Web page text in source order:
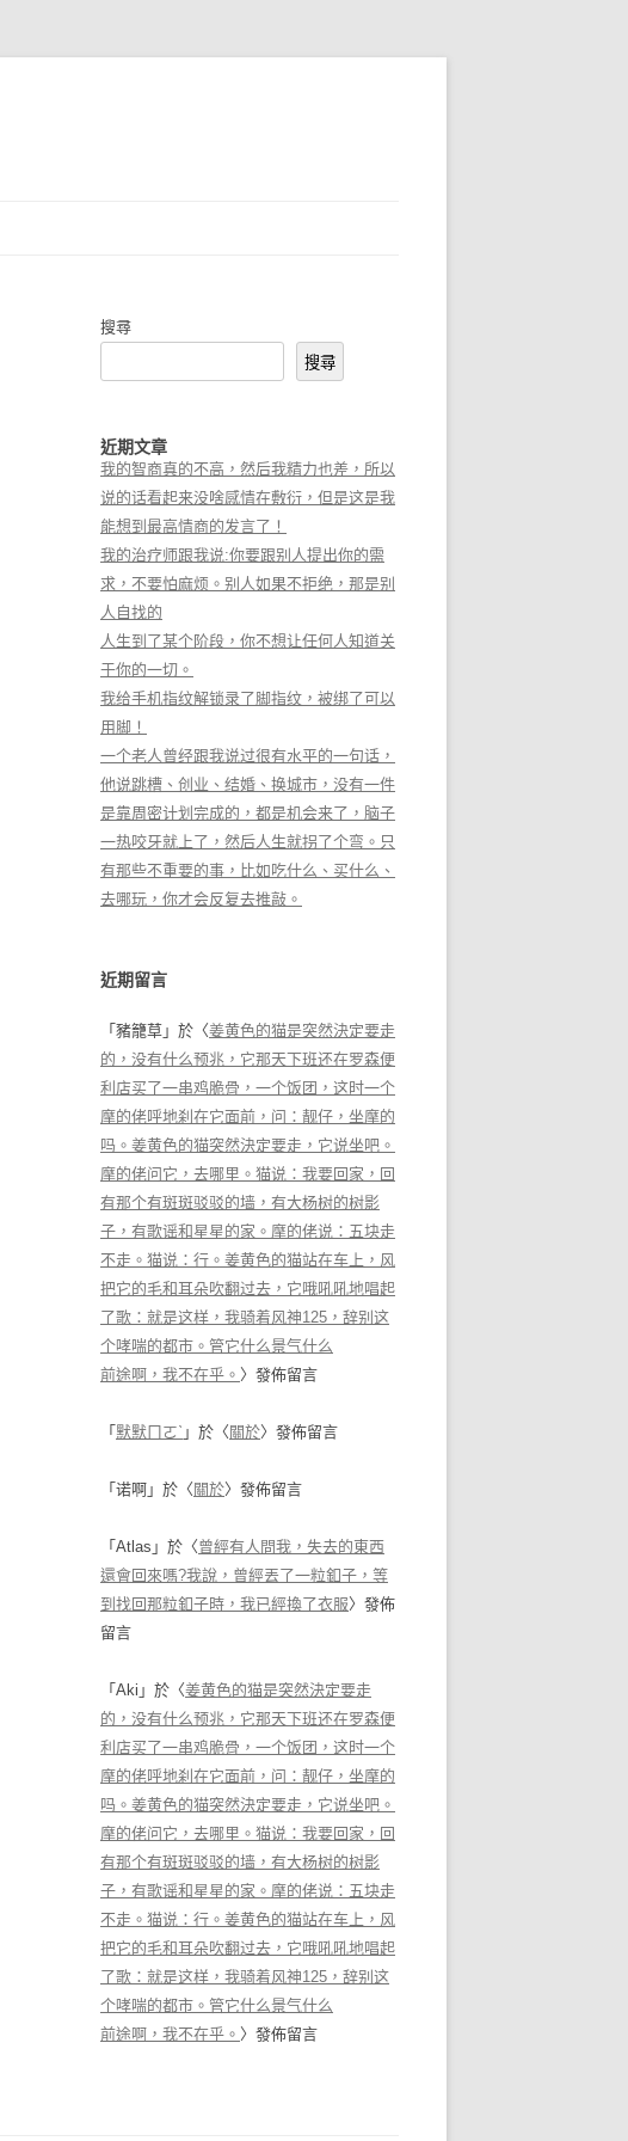
搜尋
搜尋
近期文章
我的智商真的不高，然后我精力也差，所以
说的话看起来没啥感情在敷衍，但是这是我
能想到最高情商的发言了！
我的治疗师跟我说:你要跟别人提出你的需
求，不要怕麻烦。别人如果不拒绝，那是别
人自找的
人生到了某个阶段，你不想让任何人知道关
于你的一切。
我给手机指纹解锁录了脚指纹，被绑了可以
用脚！
一个老人曾经跟我说过很有水平的一句话，
他说跳槽、创业、结婚、换城市，没有一件
是靠周密计划完成的，都是机会来了，脑子
一热咬牙就上了，然后人生就拐了个弯。只
有那些不重要的事，比如吃什么、买什么、
去哪玩，你才会反复去推敲。
近期留言
「 豬籠草 」於〈姜黄色的猫是突然決定要走
的，没有什么预兆，它那天下班还在罗森便
利店买了一串鸡脆骨，一个饭团，这时一个
摩的佬呼地刹在它面前，问：靓仔，坐摩的
吗。姜黄色的猫突然決定要走，它说坐吧。
摩的佬问它，去哪里。猫说：我要回家，回
有那个有斑斑驳驳的墙，有大杨树的树影
子，有歌谣和星星的家。摩的佬说：五块走
不走。猫说：行。姜黄色的猫站在车上，风
把它的毛和耳朵吹翻过去，它哦吼吼地唱起
了歌：就是这样，我骑着风神125，辞别这
个哮喘的都市。管它什么景气什么
前途啊，我不在乎。 〉發佈留言
「 默默ㄇㄛˋ 」於〈 關於〉發佈留言
「 诺啊 」於〈 關於〉發佈留言
「 Atlas 」於〈曾經有人問我，失去的東西
還會回來嗎?我說，曾經丟了一粒釦子，等
到找回那粒釦子時，我已經換了衣服〉發佈
留言
「 Aki 」於〈姜黄色的猫是突然決定要走
的，没有什么预兆，它那天下班还在罗森便
利店买了一串鸡脆骨，一个饭团，这时一个
摩的佬呼地刹在它面前，问：靓仔，坐摩的
吗。姜黄色的猫突然決定要走，它说坐吧。
摩的佬问它，去哪里。猫说：我要回家，回
有那个有斑斑驳驳的墙，有大杨树的树影
子，有歌谣和星星的家。摩的佬说：五块走
不走。猫说：行。姜黄色的猫站在车上，风
把它的毛和耳朵吹翻过去，它哦吼吼地唱起
了歌：就是这样，我骑着风神125，辞别这
个哮喘的都市。管它什么景气什么
前途啊，我不在乎。 〉發佈留言